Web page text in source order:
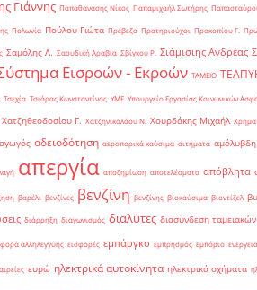
Γιάννης Παπαθανάσης Νίκος Παπαμιχαήλ Σωτήρης
Πολωνία Πούλου Γιώτα Πρέβεζα Πρατηριούχοι Προκοπίου Γ.
Σαμόλης Λ. Σαουδική Αραβία Σβίγκου Ρ. Σιάμισιης Ανδρέας
Εισροών - Εκροών ΤΑΜΕΙΟ
Τσεχία Τσιάρας Κωνσταντίνος ΥΜΕ Υπουργείο Εργασίας Κοινωνικών
Χατζηθεοδοσίου Γ. Χατζηνικολάου Ν. Χουρδάκης Μιχαήλ
αγωγός αδειοδότηση αεροπορικά καύσιμα αιτήματα αμόλυβδη
απεργία αποζημίωση αποτελέσματα απόβλητα
βαρέλι βενζίνες βενζίνη βενζίνης βιοκαύσιμα βιοντίζελ
διάρρηξη διαγωνισμός διαλύτες διασύνδεση ταμειακών
αλληλεγγύης εισφορές εμπάργκο εμπρησμός εμπόριο
ευρώ ηλεκτρικά αυτοκίνητα ηλεκτρικά οχήματα